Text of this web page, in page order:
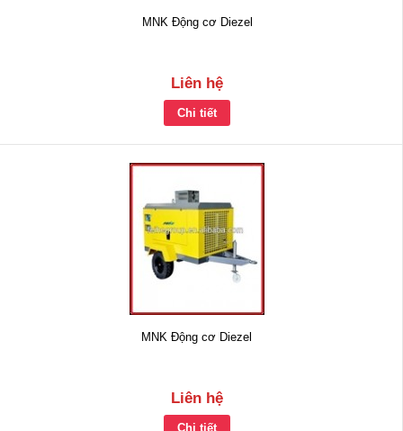
MNK Động cơ Diezel
Liên hệ
Chi tiết
MNK Động cơ Diezel
Liên hệ
Chi tiết